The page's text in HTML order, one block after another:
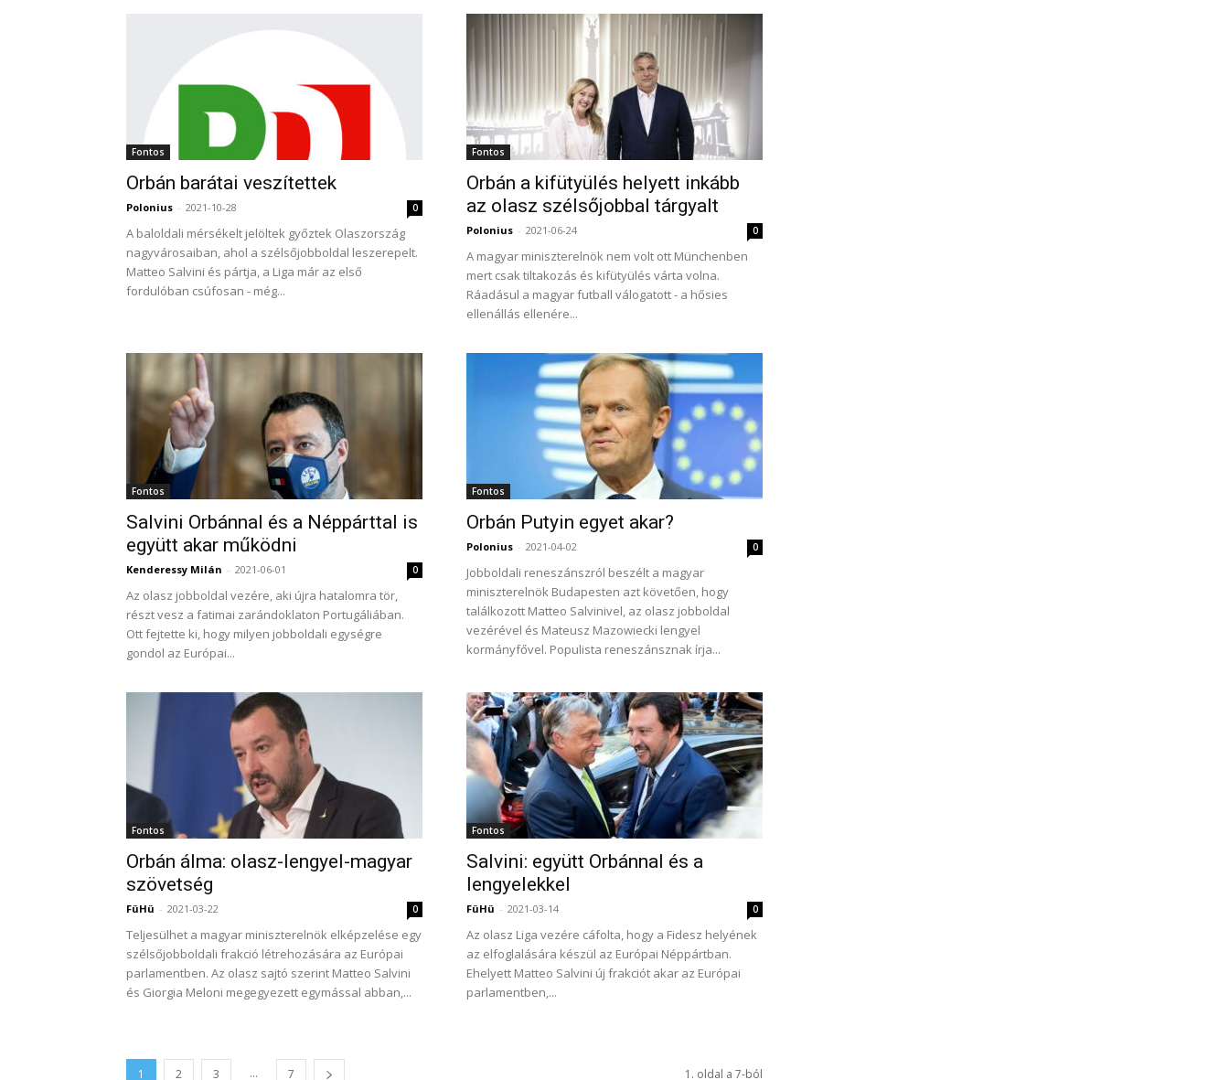
Fontos
Orbán barátai veszítettek
Polonius - 2021-10-28 0
A baloldali mérsékelt jelöltek győztek Olaszország
nagyvárosaiban, ahol a szélsőjobboldal leszerepelt.
Matteo Salvini és pártja, a Liga már az első
fordulóban csúfosan - még...
Fontos
Orbán a kifütyülés helyett inkább
az olasz szélsőjobbal tárgyalt
Polonius - 2021-06-24 0
A magyar miniszterelnök nem volt ott Münchenben
mert csak tiltakozás és kifütyülés várta volna.
Ráadásul a magyar futball válogatott - a hősies
ellenállás ellenére...
Fontos
Salvini Orbánnal és a Néppárttal is
együtt akar működni
Kenderessy Milán - 2021-06-01 0
Az olasz jobboldal vezére, aki újra hatalomra tör,
részt vesz a fatimai zarándoklaton Portugáliában.
Ott fejtette ki, hogy milyen jobboldali egységre
gondol az Európai...
Fontos
Orbán Putyin egyet akar?
Polonius - 2021-04-02 0
Jobboldali reneszánszról beszélt a magyar
miniszterelnök Budapesten azt követően, hogy
találkozott Matteo Salvinivel, az olasz jobboldal
vezérével és Mateusz Mazowiecki lengyel
kormányfővel. Populista reneszánsznak írja...
Fontos
Orbán álma: olasz-lengyel-magyar
szövetség
FüHü - 2021-03-22 0
Teljesülhet a magyar miniszterelnök elképzelése egy
szélsőjobboldali frakció létrehozására az Európai
parlamentben. Az olasz sajtó szerint Matteo Salvini
és Giorgia Meloni megegyezett egymással abban,...
Fontos
Salvini: együtt Orbánnal és a
lengyelekkel
FüHü - 2021-03-14 0
Az olasz Liga vezére cáfolta, hogy a Fidesz helyének
az elfoglalására készül az Európai Néppártban.
Ehelyett Matteo Salvini új frakciót akar az Európai
parlamentben,...
1 2 3 ... 7 1. oldal a 7-ból